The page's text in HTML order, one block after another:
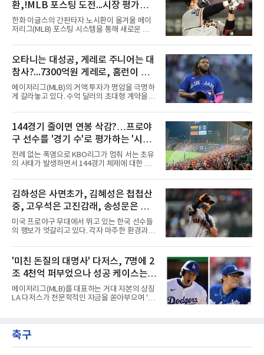
환,!MLB 포스팅 도전...시장 평가는
의외일 수 있어
한화 이글스의 간판타자 노시환이 올겨울 메이
저리그(MLB) 포스팅 시스템을 통해 새로운 도전
KBO리그 사상 초유의 비FA 다년 계약을 체결하
면서 동시에 해외 진출 가능성을 열어두는 조항
을 포함했다. 국내에서 이미 최고 수준의 대우와
확실한 입지를 확보한 만큼, 이번 메이저리그 도
전은 생존을 건 승부수가 아니다.오히려 잃을 것
이 없는 도전에 가깝다. 노시환은 이미 KBO리그
에서 연평균 약 28억 원에 달하는 대형 계약과
라도 돌아올 곳이 확실하다.그렇다고 포스팅 도
전의 의미가 작아지는 것은 아
오타니는 대성공, 게레로 주니어는 대
참사?...7300억원 게레로, 홈런이 충
격적인 6개, 야후 스포츠 "올해 트레
이드했어야" 질타
메이저리그(MLB)의 거액 투자가 명암을 극명하
게 갈라놓고 있다. 수억 달러의 초대형 계약을 안
을 결정짓는 가운데, LA 다저스의 오타니 쇼헤
이가 완벽한 대성공 신화를 써 내려가는 것과 달
리 토론토 블루제이스의 블라디미르 게레로 주
니어는 대참사 수준의 부진에 허덕이고 있다.토
론토는 2025년 4월 게레로 주니어와 계약 기간
14년, 총액 5억 달러(당시 7300억원)라는 메이
저리그 역사상 손꼽히는 초대형 연장 계약을 체
서 보여준 맹활약을 믿고 그에게 팀의 미래를 전
적으로 맡겼다.그러나 2026시즌
144경기 줄이면 연봉 삭감?…프로야
구 선수를 '경기 수'로 평가하는 '시대
착오'
전례 없는 폭염으로 KBO리그가 멈춰 서는 초유
의 사태가 발생하면서 144경기 체제에 대한 근
다.선수들의 건강과 경기력, 그리고 리그의 지속
가능성을 고려하면 이제는 단순히 '얼마나 많은
경기를 치르느냐'가 아니라 '어떤 수준의 경기를
보여주느냐'를 고민해야 할 시점이다. 그런데 경
기 수를 줄이면 선수들의 연봉도 깎아야 하냐는
얘기가 나온다. 과연 프로야구 선수의 가치를 경
기 수로만 계산하는 것이 맞을까?선수들의 연봉
그리고 대체 불가능한 경쟁력에 대한 평가다.
144경기를 치른다고
김하성은 사면초가, 김혜성은 첩첩산
중, 고우석은 고진감래, 송성문은 무
난지경... 이정후는?
미국 프로야구 무대에서 뛰고 있는 한국 선수들
의 행보가 엇갈리고 있다. 각자 마주한 환경과 현
한 이들의 사투는 저마다의 방식으로 치열하게
전개되는 중이다. 태평양 건너에서 써 내려가고
있는 다섯 선수의 성적표와 현재 처지를 사자성
어로 진단해 본다.김하성은 사면초가에 직면했
다. 잇따른 부상과 이로 인한 긴 공백기는 선수
개인에게 치명적인 타격이었다. 여기에 FA 계약
을 앞둔 시점에서 터져 나온 부진까지 겹치며,
동시에 이뤄내야 하는 그의 앞길에는 그 어느 때
보다 차갑고 무거운 시
'미친 돈질의 대명사' 다저스, 7명에 2
조 4천억 퍼부었으나 성공 케이스는
오타니와 야마모토뿐
메이저리그(MLB)를 대표하는 거대 자본의 상징
LA 다저스가 천문학적인 자금을 쏟아부으며 '스
뒤흔들겠다는 전략이었지만, 실상은 뼈아픈 부
작용만 떠안은 모양새다.다저스가 최근 몇 년간
축구